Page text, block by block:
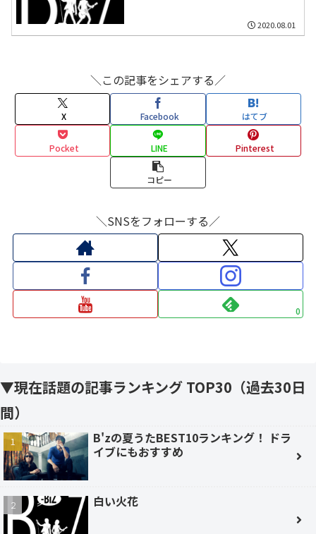
2020.08.01
＼この記事をシェアする／
X Facebook はてブ
Pocket LINE Pinterest
コピー
＼SNSをフォローする／
0
▼現在話題の記事ランキング TOP30（過去30日
間）
B'zの夏うたBEST10ランキング！ ドラ
イブにもおすすめ
白い火花